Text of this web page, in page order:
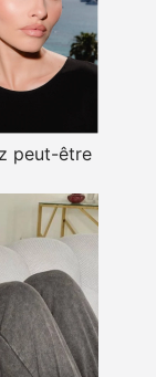
peut-être